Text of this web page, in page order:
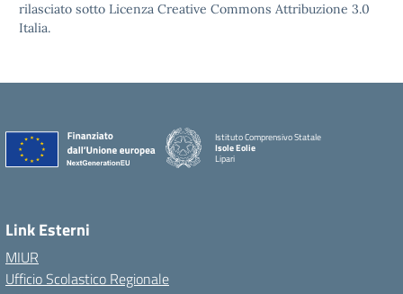
rilasciato sotto Licenza Creative Commons Attribuzione 3.0
Italia.
Istituto Comprensivo Statale
Isole Eolie
Lipari
Link Esterni
MIUR
Ufficio Scolastico Regionale